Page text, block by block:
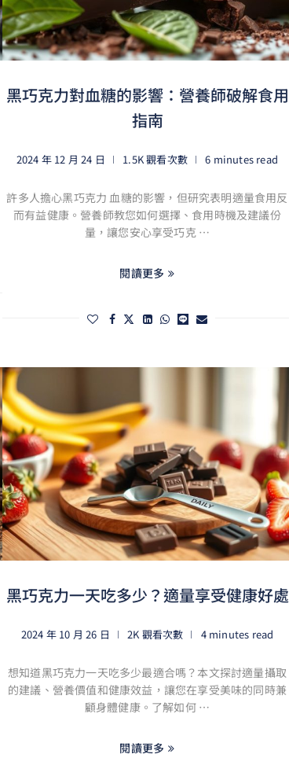
黑巧克力對血糖的影響：營養師破解食用
指南
2024 年 12 月 24 日 1.5K 觀看次數 6 minutes read
許多人擔心黑巧克力 血糖的影響，但研究表明適量食用反
而有益健康。營養師教您如何選擇、食用時機及建議份
量，讓您安心享受巧克 …
閱讀更多
黑巧克力一天吃多少？適量享受健康好處
2024 年 10 月 26 日 2K 觀看次數 4 minutes read
想知道黑巧克力一天吃多少最適合嗎？本文探討適量攝取
的建議、營養價值和健康效益，讓您在享受美味的同時兼
顧身體健康。了解如何 …
閱讀更多